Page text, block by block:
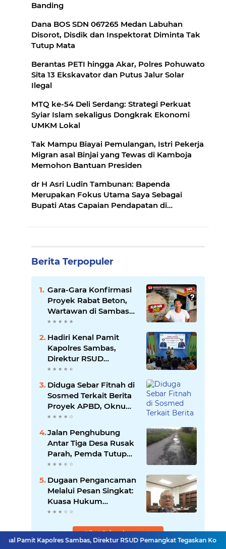
Banding
Dana BOS SDN 067265 Medan Labuhan
Disorot, Disdik dan Inspektorat Diminta Tak
Tutup Mata
Berantas PETI hingga Akar, Polres Pohuwato
Sita 13 Ekskavator dan Putus Jalur Solar
Ilegal
MTQ ke-54 Deli Serdang: Strategi Perkuat
Syiar Islam sekaligus Dongkrak Ekonomi
UMKM Lokal
Tak Mampu Biayai Pemulangan, Istri Pekerja
Migran asal Binjai yang Tewas di Kamboja
Memohon Bantuan Presiden
dr H Asri Ludin Tambunan: Bapenda
Merupakan Fokus Utama Saya Sebagai
Bupati Atas Capaian Pendapatan di
Berita Terpopuler
Gara-Gara Konfirmasi
Proyek Rabat Beton,
Wartawan di Sambas
Diduga Mengalami
Intimidasi dan
Penganiayaan
Hadiri Kenal Pamit
Kapolres Sambas,
Direktur RSUD
Pemangkat Tegaskan
Komitmen Sinergi
Lintas Sektor
Diduga Sebar Fitnah di
Sosmed Terkait Berita
Proyek APBD, Oknum
Kades Kubu Dilaporkan
ke Polda Kalbar
Jalan Penghubung
Antar Tiga Desa Rusak
Parah, Pemda Tutup
Mata
Dugaan Pengancaman
Melalui Pesan Singkat:
Kuasa Hukum
Tegaskan Ini
Minta Penindakan
Tegas Terkait Jaringan
Lihat Selengkapnya
Pamit Kapolres Sambas, Direktur RSUD Pemangkat Tegaskan
Pamit Kapolres Sambas, Direktur RSUD Pemangkat Tegaskan